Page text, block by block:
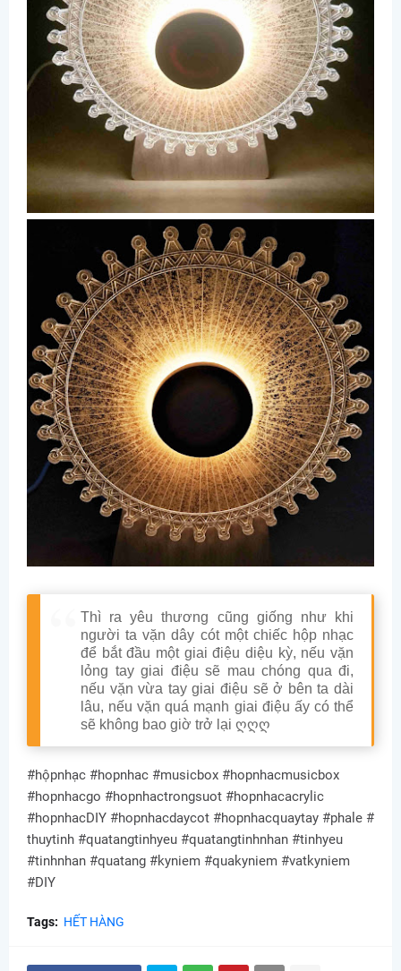
Thì ra yêu thương cũng giống như khi
người ta vặn dây cót một chiếc hộp nhạc
để bắt đầu một giai điệu diệu kỳ, nếu vặn
lỏng tay giai điệu sẽ mau chóng qua đi,
nếu vặn vừa tay giai điệu sẽ ở bên ta dài
lâu, nếu vặn quá mạnh giai điệu ấy có thể
sẽ không bao giờ trở lại ღღღ
#hộpnhạc #hopnhac #musicbox #hopnhacmusicbox
#hopnhacgo #hopnhactrongsuot #hopnhacacrylic
#hopnhacDIY #hopnhacdaycot #hopnhacquaytay #phale #
thuytinh #quatangtinhyeu #quatangtinhnhan #tinhyeu
#tinhnhan #quatang #kyniem #quakyniem #vatkyniem
#DIY
Tags: HẾT HÀNG